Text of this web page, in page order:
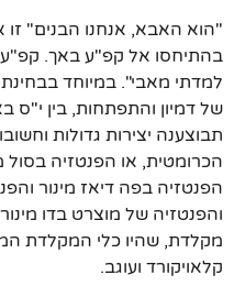
"הוא האבא, אנחנו הבנים"
בהתיחסו אל קפ"ע באך.
למדתי מאבי". במיוחד בבחינת
של דמיון והתפתחות, בין
תבוצענה יצירות גדולות
הכרומטית, או הפנטזיה בסול
הפנטזיה בפה דיאז מינור
והפנטזיה של מוצרט בדו
מקלדת, שהיו כלי המקלדת
קלאויקורד ועוגב.